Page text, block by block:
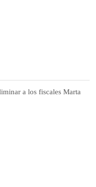
a los fiscales Marta